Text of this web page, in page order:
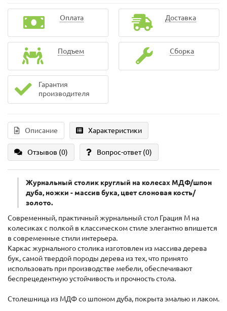
Оплата Доставка
Подъем Сборка
Гарантия
производителя
Описание Характеристики
Отзывов (0) Вопрос-ответ(0)
Журнальный столик круглый на колесах МДФ/шпон
дуба, ножки - массив бука, цвет слоновая кость/
золото.
Современный, практичный журнальный стол Грация М на
колесиках с полкой в классическом стиле элегантно впишется
в современные стили интерьера.
Каркас журнального столика изготовлен из массива дерева
бук, самой твердой породы дерева из тех, что принято
использовать при производстве мебели, обеспечивают
беспрецедентную устойчивость и прочность стола.
Столешница из МДФ со шпоном дуба, покрыта эмалью и лаком.